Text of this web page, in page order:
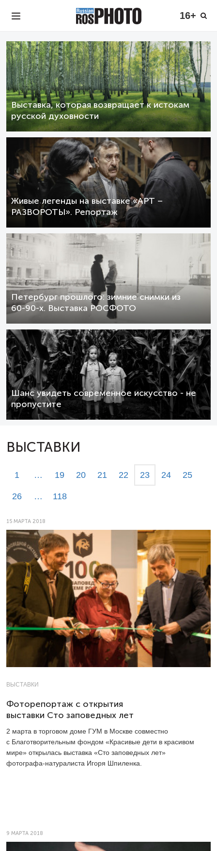
16+
Выставка, которая возвращает к истокам
русской духовности
Живые легенды на выставке «АРТ –
РАЗВОРОТЫ». Репортаж
Петербург прошлого: зимние снимки из
60-90-х. Выставка РОСФОТО
Шанс увидеть современное искусство - не
пропустите
ВЫСТАВКИ
1 … 19 20 21 22 23 24 25
26 … 118
15 МАРТА 2018
ВЫСТАВКИ
Фоторепортаж с открытия
выставки Сто заповедных лет
2 марта в торговом доме ГУМ в Москве совместно
с Благотворительным фондом «Красивые дети в красивом
мире» открылась выставка «Сто заповедных лет»
фотографа-натуралиста Игоря Шпиленка.
9 МАРТА 2018